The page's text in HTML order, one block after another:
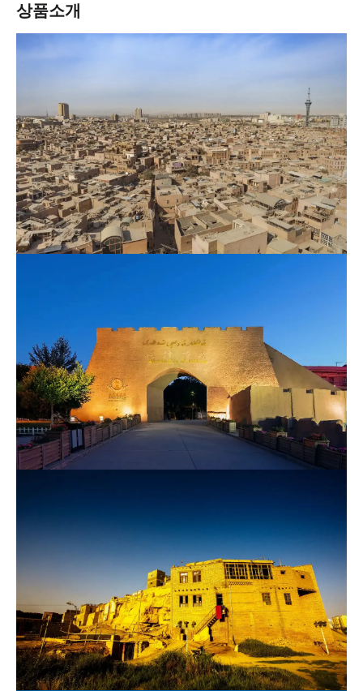
상품소개